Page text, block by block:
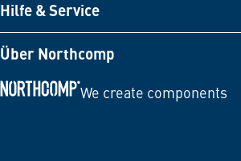
Hilfe & Service
Über Northcomp
We create components